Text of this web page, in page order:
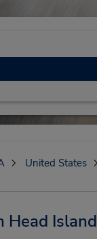
United States
Island